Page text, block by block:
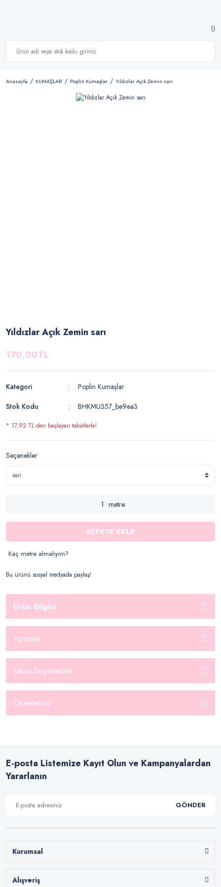
Anasayfa KUMAŞLAR Poplin Kumaşlar Yıldızlar Açık Zemin sarı
Yıldızlar Açık Zemin sarı
170,00TL
Kategori
Poplin Kumaşlar
Stok Kodu
BHKMU357_be9ea3
* 17,92 TL den başlayan taksitlerle!
Seçenekler
metre
SEPETE EKLE
Kaç metre almalıyım?
Bu ürünü sosyal medyada paylaş!
Ürün Bilgisi
Yorumlar
Taksit Seçenekleri
Önerileriniz
E-posta Listemize Kayıt Olun ve Kampanyalardan
Yararlanın
GÖNDER
Kurumsal
Alışveriş